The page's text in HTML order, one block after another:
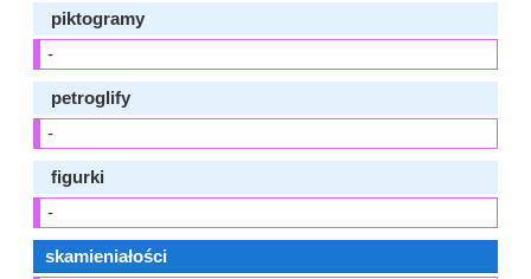
piktogramy
-
petroglify
-
figurki
-
skamieniałości